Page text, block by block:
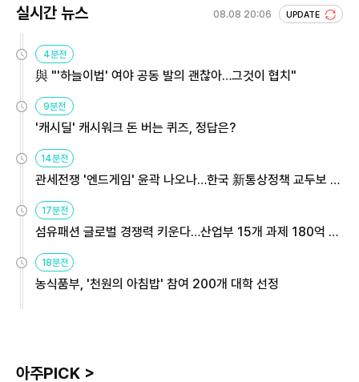
실시간 뉴스 08.08 20:06 UPDATE
4분전
與 "'하늘이법' 여야 공동 발의 괜찮아…그것이 협치"
9분전
'캐시딜' 캐시워크 돈 버는 퀴즈, 정답은?
14분전
관세전쟁 '엔드게임' 윤곽 나오나…한국 新통상정책 교두보 활
17분전
섬유패션 글로벌 경쟁력 키운다…산업부 15개 과제 180억 지
18분전
농식품부, '천원의 아침밥' 참여 200개 대학 선정
아주PICK >